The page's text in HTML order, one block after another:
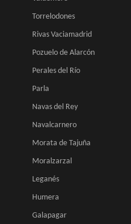
Torrelodones
Rivas Vaciamadrid
Pozuelo de Alarcón
Perales del Río
Parla
Navas del Rey
Navalcarnero
Morata de Tajuña
Moralzarzal
Leganés
Humera
Galapagar